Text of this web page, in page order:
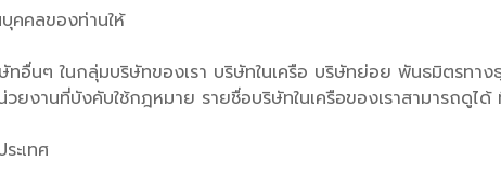
คคลของท่านให้
ทอื่นๆ ในกลุ่มบริษัทของเรา บริษัทในเครือ บริษัทย่อย พันธมิตรท
งานที่บังคับใช้กฎหมาย รายชื่อบริษัทในเครือของเราสามารถดูได้
ะเทศ